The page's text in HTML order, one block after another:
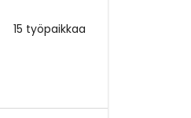
15 työpaikkaa